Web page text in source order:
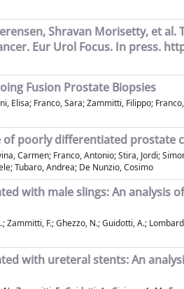
Shravan Morisetty, et
Eur Urol Focus. In press.
Fusion Prostate Biopsies
Elisa; Franco, Sara; Zammitti, Filippo;
poorly differentiated
Carmen; Franco, Antonio; Stira, Jordi;
Tubaro, Andrea; De Nunzio, Cosimo
with male slings: An
F.; Ghezzo, N.; Guidotti, A.;
with ureteral stents: An